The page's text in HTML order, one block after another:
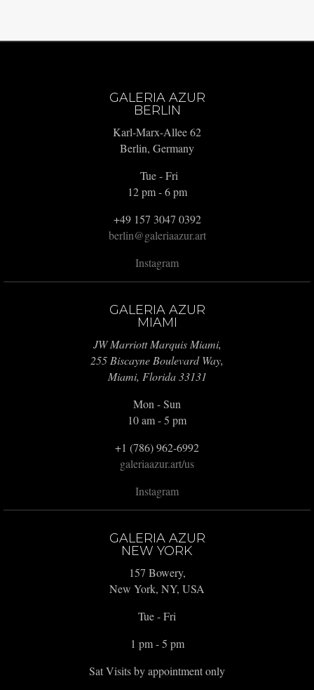
GALERIA AZUR
BERLIN
Karl-Marx-Allee 62
Berlin, Germany
Tue - Fri
12 pm - 6 pm
+49 157 3047 0392
berlin@galeriaazur.art
Instagram
GALERIA AZUR
MIAMI
JW Marriott Marquis Miami,
255 Biscayne Boulevard Way,
Miami, Florida 33131
Mon - Sun
10 am - 5 pm
+1 (786) 962-6992
galeriaazur.art/us
Instagram
GALERIA AZUR
NEW YORK
157 Bowery,
New York, NY, USA
Tue - Fri
1 pm - 5 pm
Sat Visits by appointment only